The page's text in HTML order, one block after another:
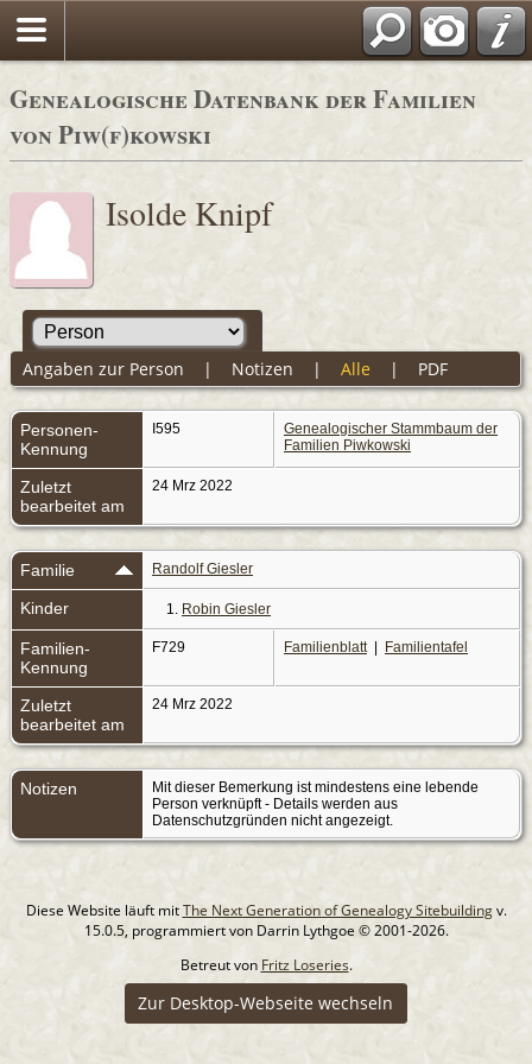
Genealogische Datenbank der Familien
von Piw(f)kowski
Isolde Knipf
Angaben zur Person | Notizen | Alle | PDF
Personen-
Kennung
I595
Genealogischer Stammbaum der
Familien Piwkowski
Zuletzt
bearbeitet am
24 Mrz 2022
Familie Randolf Giesler
Kinder 1. Robin Giesler
Familien-
Kennung
F729 Familienblatt| Familientafel
Zuletzt
bearbeitet am
24 Mrz 2022
Notizen
Mit dieser Bemerkung ist mindestens eine lebende
Person verknüpft - Details werden aus
Datenschutzgründen nicht angezeigt.
Diese Website läuft mitThe Next Generation of Genealogy Sitebuildingv.
15.0.5, programmiert von Darrin Lythgoe © 2001-2026.
Betreut von Fritz Loseries.
Zur Desktop-Webseite wechseln